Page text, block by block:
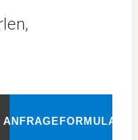
ANFRAGEFORMULAR